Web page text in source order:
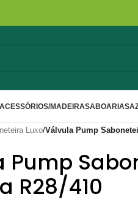
MADEIRASABOARIA
Luxo/Válvula Pump
Pump
R28/410